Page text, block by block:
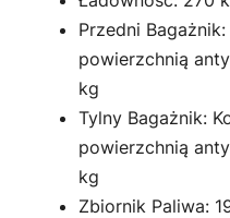
Przedni
powierzchnią
kg
Tylny Bagażnik:
powierzchnią
kg
Zbiornik Paliwa: